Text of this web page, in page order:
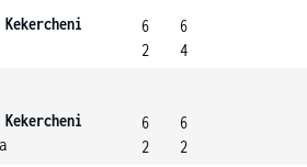
Kekercheni
6
2
6
4
Kekercheni
6
2
6
2